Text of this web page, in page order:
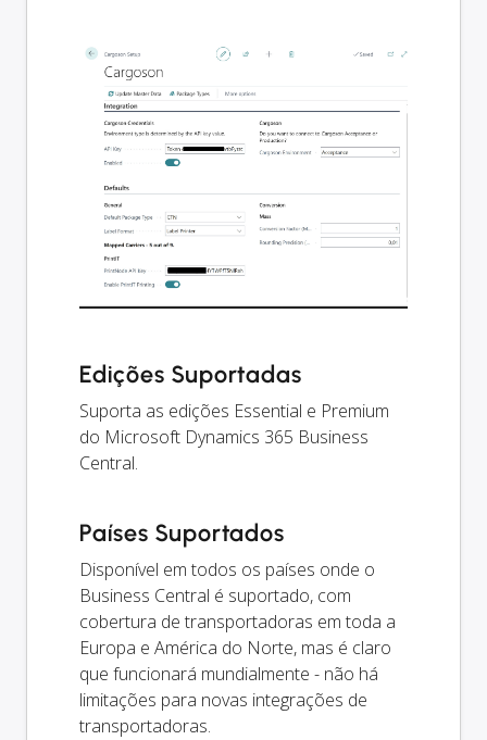
Edições Suportadas
Suporta as edições Essential e Premium
do Microsoft Dynamics 365 Business
Central.
Países Suportados
Disponível em todos os países onde o
Business Central é suportado, com
cobertura de transportadoras em toda a
Europa e América do Norte, mas é claro
que funcionará mundialmente - não há
limitações para novas integrações de
transportadoras.